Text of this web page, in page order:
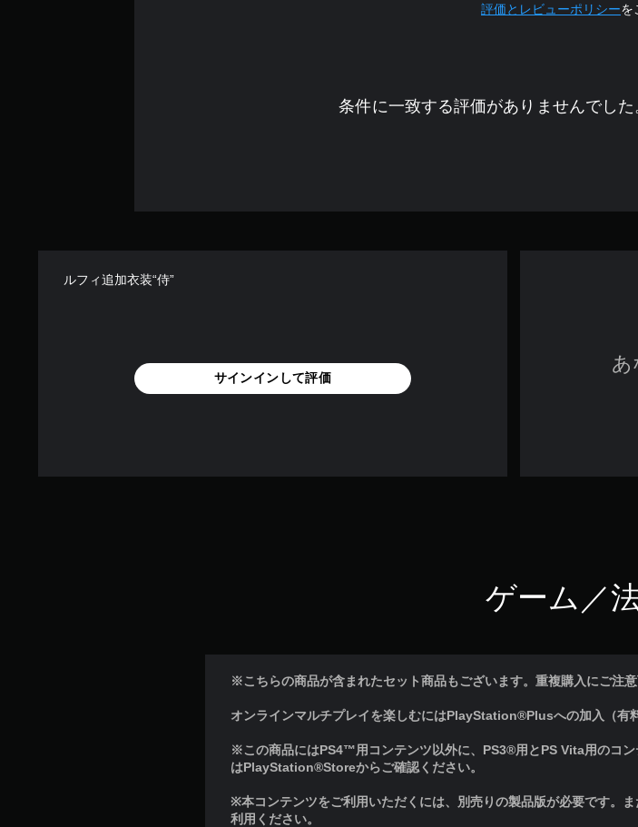
評価とレビューポリシーを
条件に一致する評価がありませんでし
ルフィ追加衣装“侍”
サインインして評価
あ
ゲーム／
※こちらの商品が含まれたセット商品もございます。重複購入にご注意
オンラインマルチプレイを楽しむにはPlayStation®Plusへの加入（有
※この商品にはPS4™用コンテンツ以外に、PS3®用とPS Vita用のコ
はPlayStation®Storeからご確認ください。
※本コンテンツをご利用いただくには、別売りの製品版が必要です。
利用ください。